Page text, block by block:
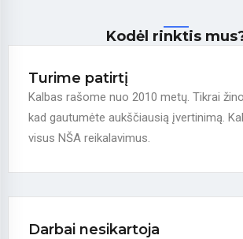
Kodėl rinktis
Turime patirtį
Kalbas rašome nuo 2010 metų. Tikrai
kad gautumėte aukščiausią įvertinimą.
visus NŠA reikalavimus.
Darbai nesikartoja